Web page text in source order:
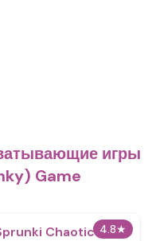
игры
Game
4.8★
Chaotic